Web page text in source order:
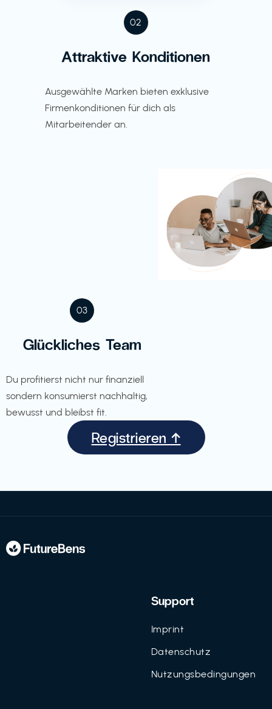
02
Attraktive Konditionen
Ausgewählte Marken bieten exklusive
Firmenkonditionen für dich als
Mitarbeitender an.
03
Glückliches Team
Du profitierst nicht nur finanziell
sondern konsumierst nachhaltig,
bewusst und bleibst fit.
Registrieren ↑
Support
Imprint
Datenschutz
Nutzungsbedingungen